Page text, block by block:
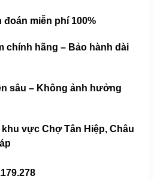
đoán miễn phí 100%
chính hãng – Bảo hành dài
sâu – Không ảnh hưởng
vực Chợ Tân Hiệp, Châu